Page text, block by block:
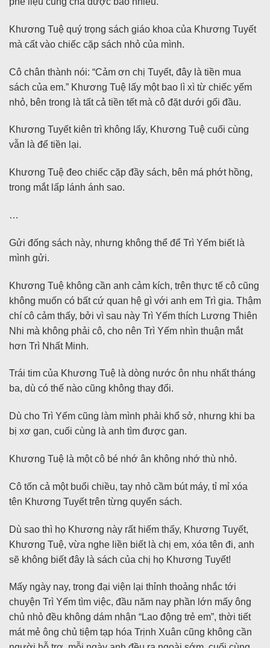
Khương Tuệ quý trọng sách giáo khoa của Khương Tuyết
mà cất vào chiếc cặp sách nhỏ của mình.
Cô chân thành nói: “Cảm ơn chị Tuyết, đây là tiền mua
sách của em.” Khương Tuệ lấy một bao lì xì từ chiếc yếm
nhỏ, bên trong là tất cả tiền tết mà cô đặt dưới gối đầu.
Khương Tuyết kiên trì không lấy, Khương Tuệ cuối cùng
vẫn là để tiền lại.
Khương Tuệ đeo chiếc cặp đầy sách, bên má phớt hồng,
trong mắt lấp lánh ánh sao.
…
Gửi đống sách này, nhưng không thể để Trì Yếm biết là
mình gửi.
Khương Tuệ không cần anh cảm kích, trên thực tế cô cũng
không muốn có bất cứ quan hệ gì với anh em Trì gia. Thậm
chí cô cảm thấy, bởi vì sau này Trì Yếm thích Lương Thiên
Nhi mà không phải cô, cho nên Trì Yếm nhìn thuận mắt
hơn Trì Nhất Minh.
Trái tim của Khương Tuệ là dòng nước ôn nhu nhất tháng
ba, dù có thế nào cũng không thay đổi.
Dù cho Trì Yếm cũng làm mình phải khổ sở, nhưng khi ba
bị xơ gan, cuối cùng là anh tìm được gan.
Khương Tuệ là một cô bé nhớ ân không nhớ thù nhỏ.
Cô tốn cả một buổi chiều, tay nhỏ cầm bút máy, tỉ mỉ xóa
tên Khương Tuyết trên từng quyển sách.
Dù sao thì họ Khương này rất hiếm thấy, Khương Tuyết,
Khương Tuệ, vừa nghe liền biết là chị em, xóa tên đi, anh
sẽ không biết đây là sách của chị họ Khương Tuyết!
Mấy ngày nay, trong đại viện lại thỉnh thoảng nhắc tới
chuyện Trì Yếm tìm việc, đầu năm nay phần lớn mấy ông
chủ nhỏ đều không dám nhận “Lao động trẻ em”, thời tiết
mát mẻ ông chủ tiệm tạp hóa Trịnh Xuân cũng không cần